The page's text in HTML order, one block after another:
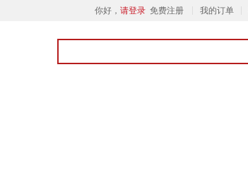
你好， 请登录 免费注册 我的订单